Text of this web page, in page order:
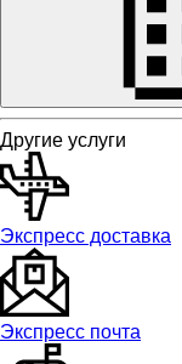
Другие услуги
Экспресс доставка
Экспресс почта